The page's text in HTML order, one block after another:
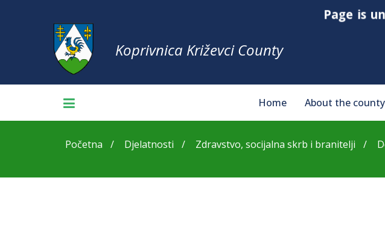
Page is
Koprivnica Križevci County
Home About the county
Početna Djelatnosti Zdravstvo, socijalna skrb i branitelji